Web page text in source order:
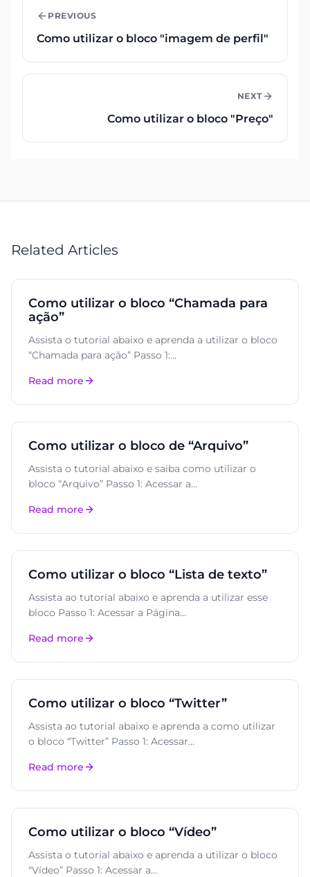
PREVIOUS
Como utilizar o bloco "imagem de perfil"
NEXT
Como utilizar o bloco "Preço"
Related Articles
Como utilizar o bloco “Chamada para
ação”
Assista o tutorial abaixo e aprenda a utilizar o bloco
“Chamada para ação” Passo 1:…
Read more
Como utilizar o bloco de “Arquivo”
Assista o tutorial abaixo e saiba como utilizar o
bloco “Arquivo” Passo 1: Acessar a…
Read more
Como utilizar o bloco “Lista de texto”
Assista ao tutorial abaixo e aprenda a utilizar esse
bloco Passo 1: Acessar a Página…
Read more
Como utilizar o bloco “Twitter”
Assista ao tutorial abaixo e aprenda a como utilizar
o bloco “Twitter” Passo 1: Acessar…
Read more
Como utilizar o bloco “Vídeo”
Assista o tutorial abaixo e aprenda a utilizar o bloco
“Vídeo” Passo 1: Acessar a…